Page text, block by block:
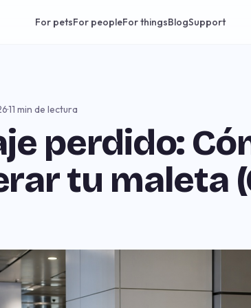
For petsFor peopleFor thingsBlogSupport
·11 min de lectura
perdido:
tu maleta